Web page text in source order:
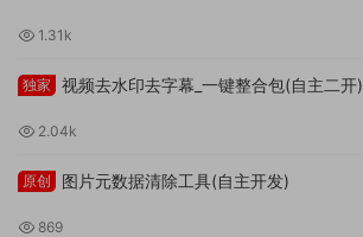
1.31k
独家 视频去水印去字幕_一键整合包(自主二开)
2.04k
原创 图片元数据清除工具(自主开发)
869